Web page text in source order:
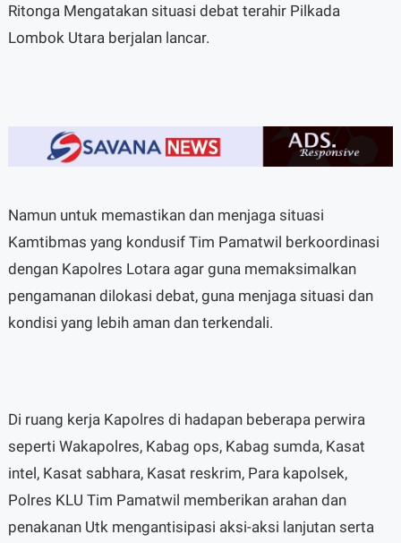
Ritonga Mengatakan situasi debat terahir Pilkada
Lombok Utara berjalan lancar.
Namun untuk memastikan dan menjaga situasi
Kamtibmas yang kondusif Tim Pamatwil berkoordinasi
dengan Kapolres Lotara agar guna memaksimalkan
pengamanan dilokasi debat, guna menjaga situasi dan
kondisi yang lebih aman dan terkendali.
Di ruang kerja Kapolres di hadapan beberapa perwira
seperti Wakapolres, Kabag ops, Kabag sumda, Kasat
intel, Kasat sabhara, Kasat reskrim, Para kapolsek,
Polres KLU Tim Pamatwil memberikan arahan dan
penakanan Utk mengantisipasi aksi-aksi lanjutan serta